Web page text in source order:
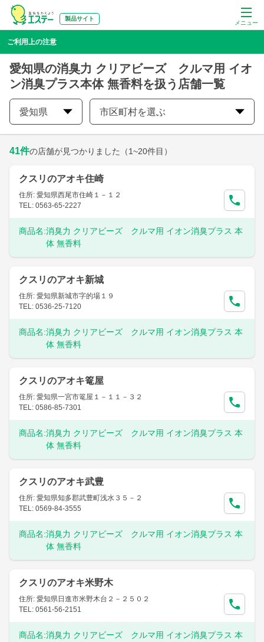
メニュー
製品サイト
ご利用上の注意
愛知県の消臭力 クリアビーズ クルマ用 イオ
ン消臭プラス本体 無香料を扱う店舗一覧
愛知県 市区町村を選ぶ
41件の店舗が見つかりました （1~20件目）
クスリのアオキ住崎
住所: 愛知県西尾市住崎１－１２
TEL: 0563-65-2227
商品名:消臭力 クリアビーズ クルマ用 イオン消臭プラス 本
体 無香料
クスリのアオキ新城
住所: 愛知県新城市字的場１９
TEL: 0536-25-7120
商品名:消臭力 クリアビーズ クルマ用 イオン消臭プラス 本
体 無香料
クスリのアオキ篭屋
住所: 愛知県一宮市篭屋１－１１－３２
TEL: 0586-85-7301
商品名:消臭力 クリアビーズ クルマ用 イオン消臭プラス 本
体 無香料
クスリのアオキ武豊
住所: 愛知県知多郡武豊町浅水３５－２
TEL: 0569-84-3555
商品名:消臭力 クリアビーズ クルマ用 イオン消臭プラス 本
体 無香料
クスリのアオキ米野木
住所: 愛知県日進市米野木台２－２５０２
TEL: 0561-56-2151
商品名:消臭力 クリアビーズ クルマ用 イオン消臭プラス 本